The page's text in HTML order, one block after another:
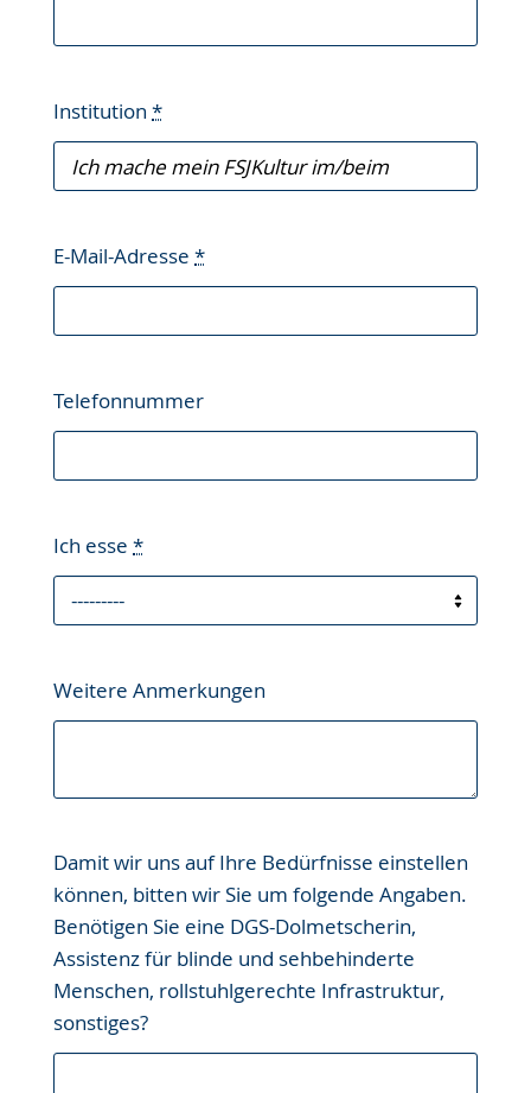
Institution *
E-Mail-Adresse *
Telefonnummer
Ich esse *
Weitere Anmerkungen
Damit wir uns auf Ihre Bedürfnisse einstellen
können, bitten wir Sie um folgende Angaben.
Benötigen Sie eine DGS-Dolmetscherin,
Assistenz für blinde und sehbehinderte
Menschen, rollstuhlgerechte Infrastruktur,
sonstiges?